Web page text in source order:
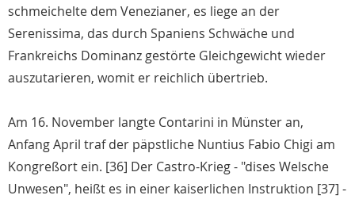
schmeichelte dem Venezianer, es liege an der
Serenissima, das durch Spaniens Schwäche und
Frankreichs Dominanz gestörte Gleichgewicht wieder
auszutarieren, womit er reichlich übertrieb.
Am 16. November langte Contarini in Münster an,
Anfang April traf der päpstliche Nuntius Fabio Chigi am
Kongreßort ein. [36] Der Castro-Krieg - "dises Welsche
Unwesen", heißt es in einer kaiserlichen Instruktion [37] -